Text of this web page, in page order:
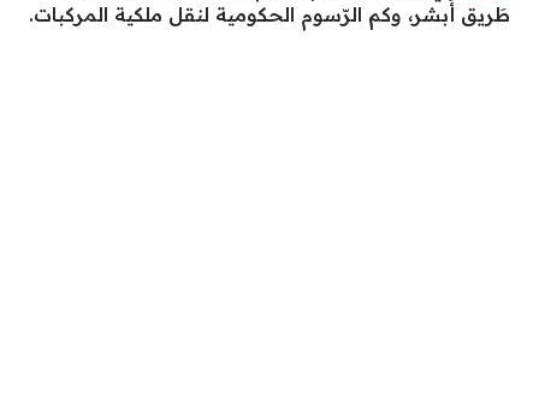
طَريق أَبشر، وكم الرّسوم الحكومية لنقل ملكية المركبات.